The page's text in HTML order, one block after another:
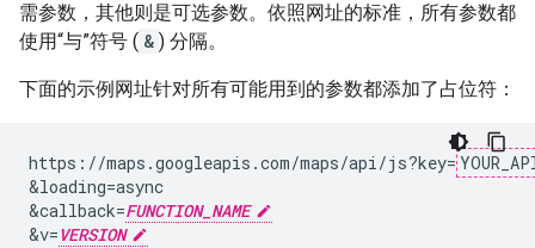
需参数，其他则是可选参数。依照网址的标准，所有参数都
使用“与”符号 ( & ) 分隔。
下面的示例网址针对所有可能用到的参数都添加了占位符：
https://maps.googleapis.com/maps/api/js?key=
&loading=async
&callback=FUNCTION_NAME
&v=VERSION